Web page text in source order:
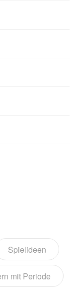
Spielideen
mit Periode